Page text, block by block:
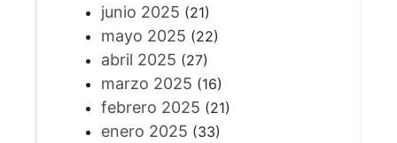
junio 2025 (21)
mayo 2025 (22)
abril 2025 (27)
marzo 2025 (16)
febrero 2025 (21)
enero 2025 (33)